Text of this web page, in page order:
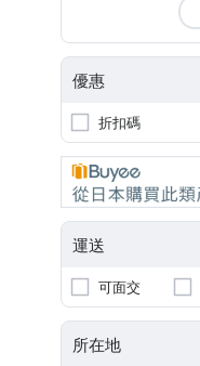
優惠
折扣碼
運送
可面交
所在地